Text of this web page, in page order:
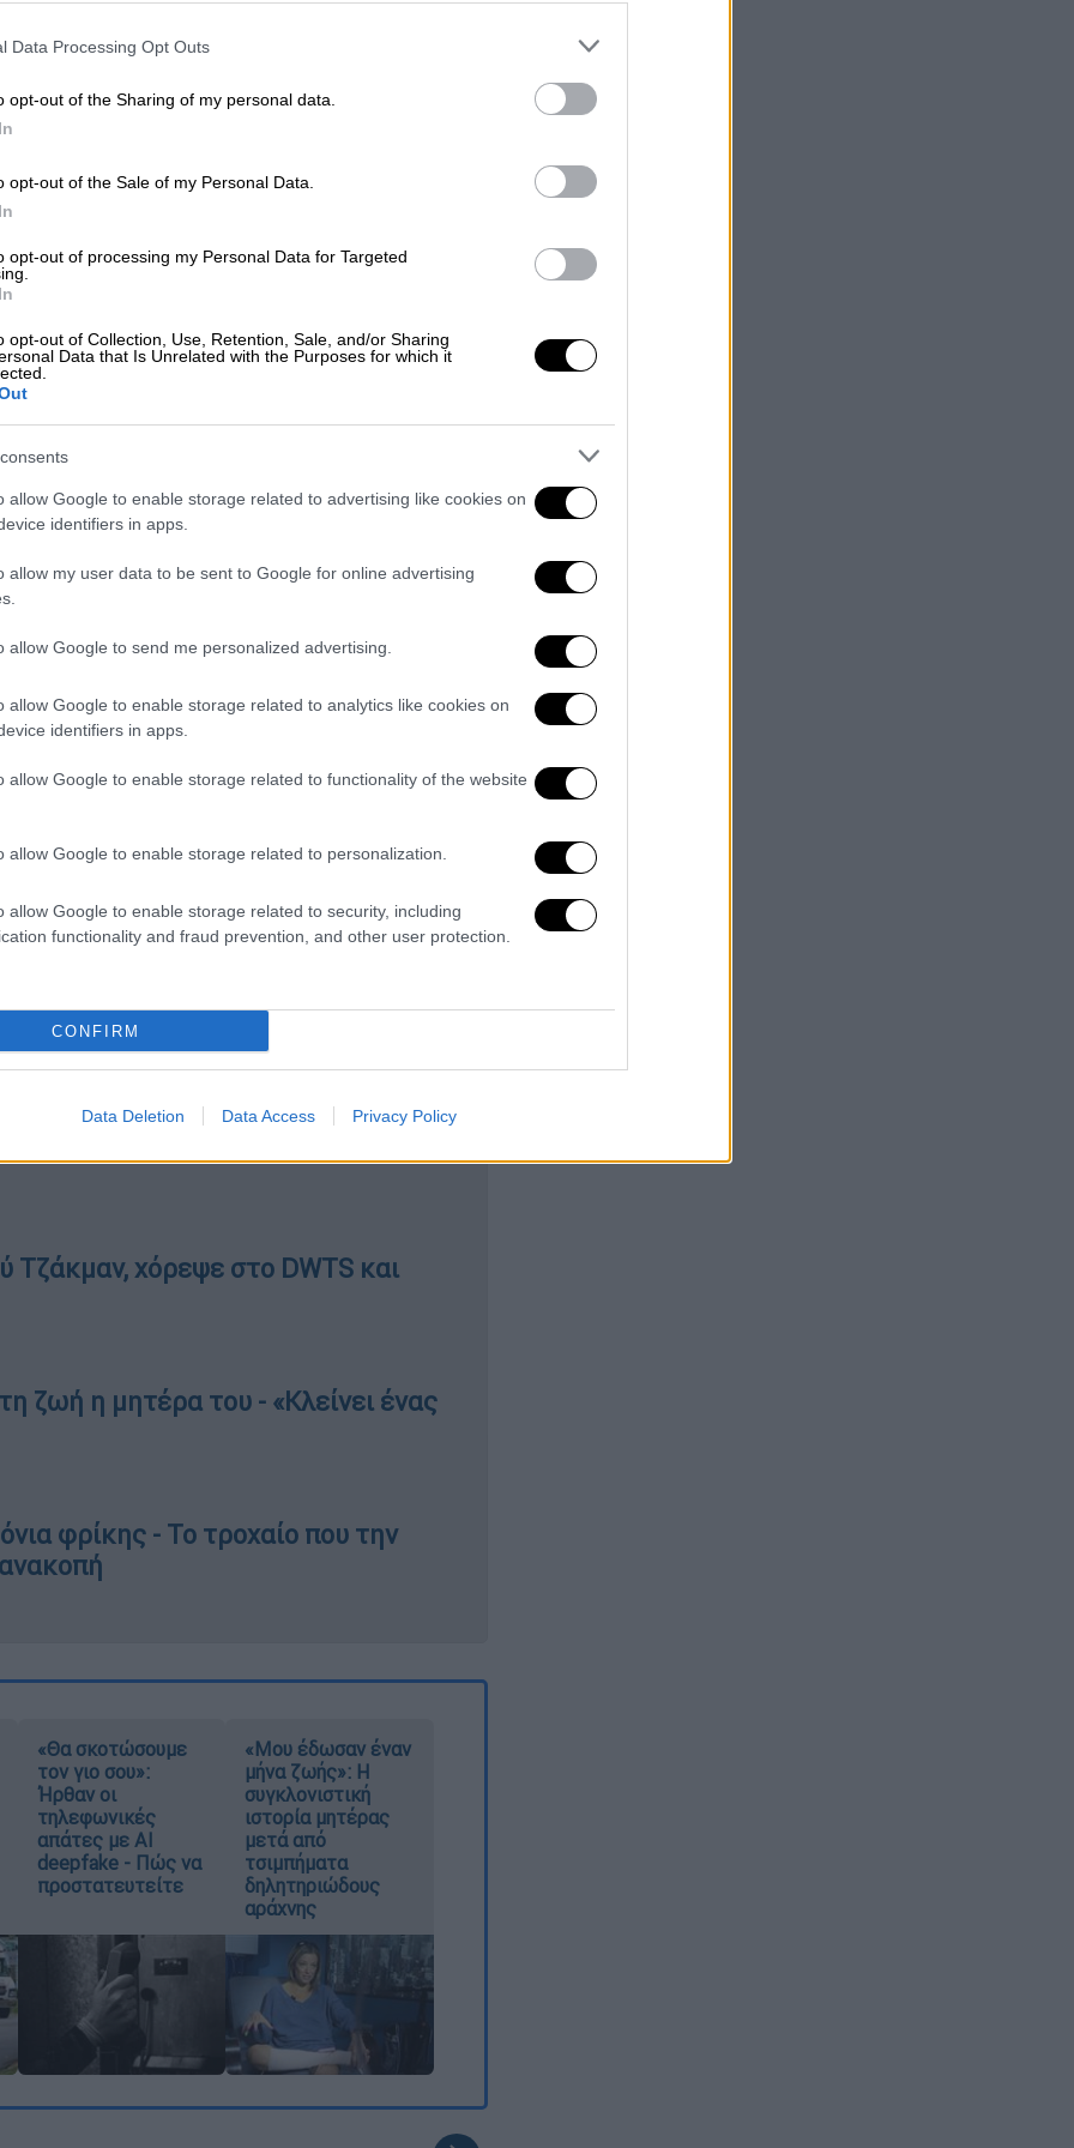
Data Processing Opt Outs
opt-out of the Sharing of my personal data.
opt-out of the Sale of my Personal Data.
opt-out of processing my Personal Data for Targeted
opt-out of Collection, Use, Retention, Sale, and/or Sharing
Data that Is Unrelated with the Purposes for which it
allow Google to enable storage related to advertising like cookies on
identifiers in apps.
allow my user data to be sent to Google for online advertising
allow Google to send me personalized advertising.
allow Google to enable storage related to analytics like cookies on
identifiers in apps.
allow Google to enable storage related to functionality of the website
allow Google to enable storage related to personalization.
allow Google to enable storage related to security, including
functionality and fraud prevention, and other user protection.
CONFIRM
Data Deletion Data Access Privacy Policy
μήπως έπεσε καμιά μπάλα στο σπίτι.
κάτι τέτοιο. Το περίεργο ήταν ότι
σπίτι. Ήταν το καλό το timing. Μόλις
σπίτι μου, από μέσα προς τα έξω. Ήταν
Αφού φαίνεται ότι βρήκαν κάποιο
τσίλιες. Πέτυχα τον πρώτο.
το που με βλέπει μου λέει "Μάικ εσύ;".
Λέει "βγάζω φωτογραφίες". Μετά βγήκε
συμβαίνει και πήγαν να φύγουν.
και θα σε χτυπήσω".Είπε "εντάξει".
κάναμε μια κουβέντα, ενώ είχαμε
μου έβγαζε και το βίντεο.
ΔΙ.ΑΣ. Ο ένας έχει καταδικαστεί και
Δεν πρέπει να ήταν μόνοι τους, γιατί
πήρε το κινητό και μίλησε με κάποιον.
Τζάκμαν, χόρεψε στο DWTS και
ζωή η μητέρα του - «Κλείνει ένας
φρίκης - Το τροχαίο που την
«Θα σκοτώσουμε
τον γιο σου»:
Ήρθαν οι
τηλεφωνικές
απάτες με AI
deepfake - Πώς να
προστατευτείτε
«Μου έδωσαν έναν
μήνα ζωής»: Η
συγκλονιστική
ιστορία μητέρας
μετά από
τσιμπήματα
δηλητηριώδους
αράχνης